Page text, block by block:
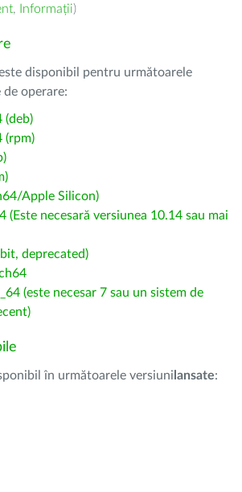
, Informații)
disponibil pentru următoarele
operare:
(deb)
(rpm)
Apple Silicon)
(Este necesară versiunea 10.14 sau mai
deprecated)
(este necesar 7 sau un sistem de
în următoarele versiuni lansate: